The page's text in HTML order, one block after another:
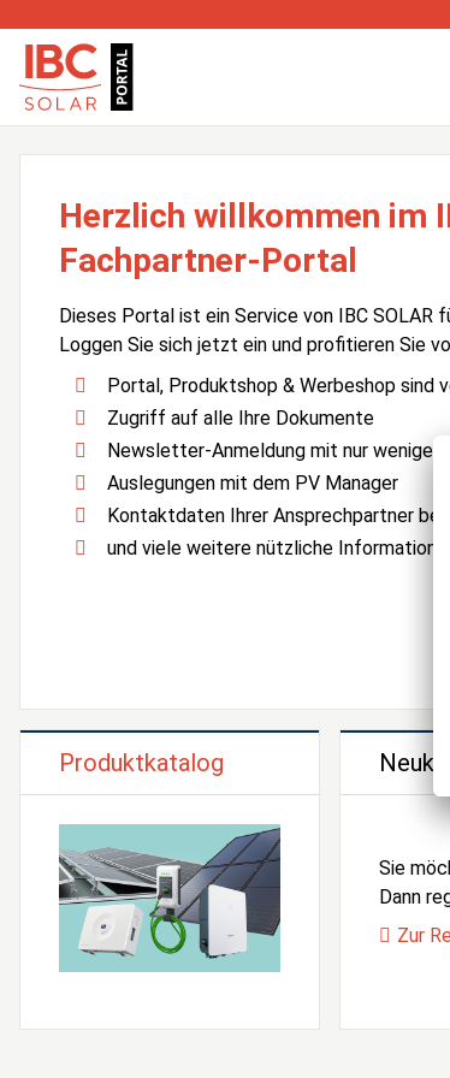
Herzlich willkommen im
Fachpartner-Portal
Dieses Portal ist ein Service von IBC SOLAR
Loggen Sie sich jetzt ein und profitieren Sie
Portal, Produktshop & Werbeshop sind
Zugriff auf alle Ihre Dokumente
Newsletter-Anmeldung mit nur wenigen
Auslegungen mit dem PV Manager
Kontaktdaten Ihrer Ansprechpartner bei
und viele weitere nützliche
Produktkatalog
Sie
Dann
Zur